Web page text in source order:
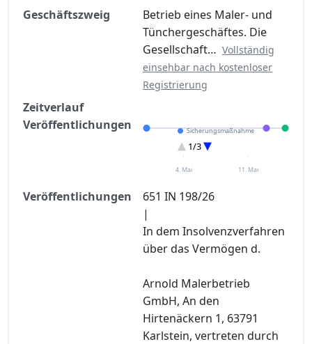
Geschäftszweig
Betrieb eines Maler- und
Tünchergeschäftes. Die
Gesellschaft… Vollständig
einsehbar nach kostenloser
Registrierung
Zeitverlauf
Veröffentlichungen
Sicherungsmaßnahme
Eröffnung
Sonstiges
1/3
4. Mai 11. Mai
Veröffentlichungen
651 IN 198/26
|
In dem Insolvenzverfahren
über das Vermögen d.
Arnold Malerbetrieb
GmbH, An den
Hirtenäckern 1, 63791
Karlstein, vertreten durch